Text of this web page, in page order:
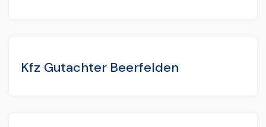
Kfz Gutachter Beerfelden